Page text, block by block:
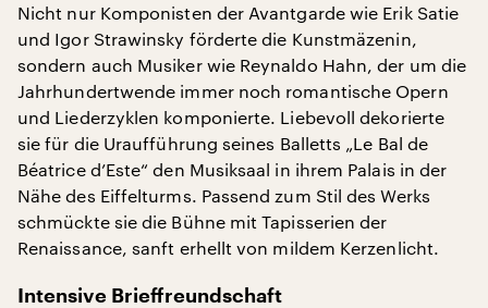
Nicht nur Komponisten der Avantgarde wie Erik Satie
und Igor Strawinsky förderte die Kunstmäzenin,
sondern auch Musiker wie Reynaldo Hahn, der um die
Jahrhundertwende immer noch romantische Opern
und Liederzyklen komponierte. Liebevoll dekorierte
sie für die Uraufführung seines Balletts „Le Bal de
Béatrice d’Este“ den Musiksaal in ihrem Palais in der
Nähe des Eiffelturms. Passend zum Stil des Werks
schmückte sie die Bühne mit Tapisserien der
Renaissance, sanft erhellt von mildem Kerzenlicht.
Intensive Brieffreundschaft